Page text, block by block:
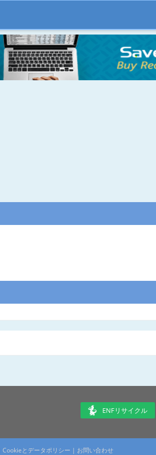
ENFリサイクル
Cookieとデータポリシー | お問い合わせ